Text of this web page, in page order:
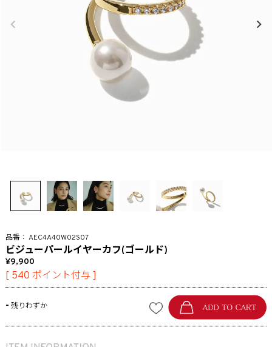
AEC4A40W02S07
ビジューパールイヤーカフ(ゴールド)
9,900
[ 540 ポイント付与 ]
- 残りわずか